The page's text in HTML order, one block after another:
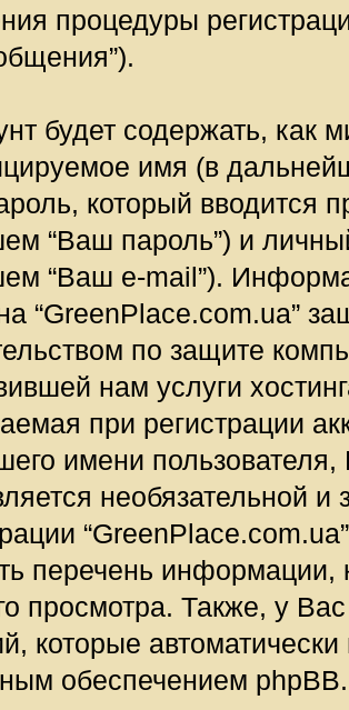
процедуры
будет содержать, как
имя (в
который вводится
“Ваш пароль”) и
“Ваш e-mail”).
“GreenPlace.com.ua”
по защите
нам услуги
при регистрации
имени
необязательной
перечень информации,
просмотра. Также, у
которые
обеспечением phpBB.